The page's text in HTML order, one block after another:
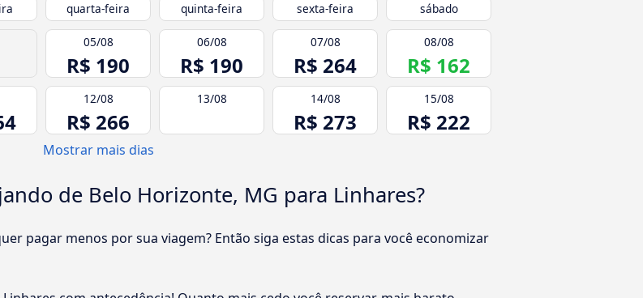
quarta-feira quinta-feira sexta-feira sábado
05/08
R$ 190
06/08
R$ 190
07/08
R$ 264
08/08
R$ 162
12/08
R$ 266
13/08 14/08
R$ 273
15/08
R$ 222
Mostrar mais dias
de Belo Horizonte, MG para Linhares?
pagar menos por sua viagem? Então siga estas dicas para você economizar